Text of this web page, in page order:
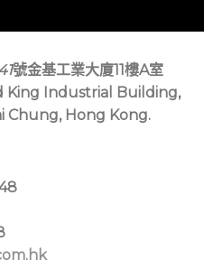
號金基工業大廈11樓A室
King Industrial Building,
Chung, Hong Kong.